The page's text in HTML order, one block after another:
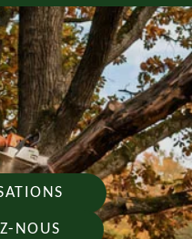
NOUS